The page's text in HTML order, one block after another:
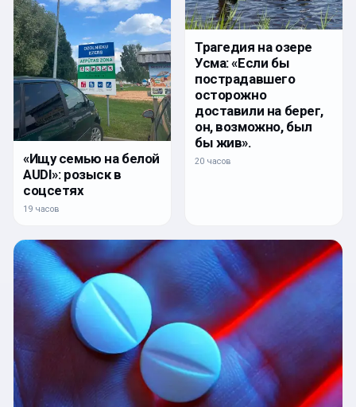
«Ищу семью на белой
AUDI»: розыск в
соцсетях
19 часов
Трагедия на озере
Усма: «Если бы
пострадавшего
осторожно
доставили на берег,
он, возможно, был
бы жив».
20 часов